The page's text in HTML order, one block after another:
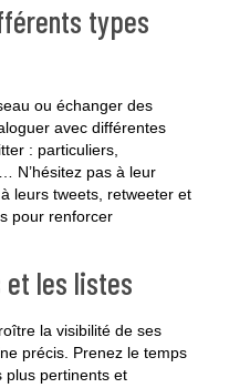
types
ou échanger des
avec différentes
: particuliers,
N’hésitez pas à leur
leurs tweets, retweeter et
pour renforcer
et les listes
la visibilité de ses
précis. Prenez le temps
plus pertinents et